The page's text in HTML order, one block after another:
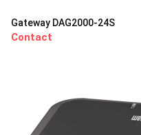
Gateway DAG2000-24S
Contact